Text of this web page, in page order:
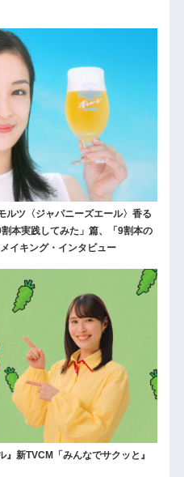
ルツ〈ジャパニーズエール〉香る
本実践してみた」篇、「9割本の
イキング・インタビュー
新TVCM「みんなでサクッと』